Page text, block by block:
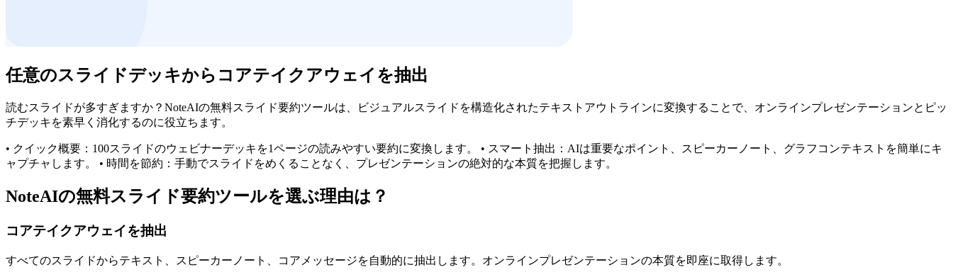
任意のスライドデッキからコアテイクアウェイを抽出
読むスライドが多すぎますか？NoteAIの無料スライド要約ツールは、ビジュアルスライドを構造化されたテキストアウトラインに変換することで、オンラインプレゼンテーションとピッ
チデッキを素早く消化するのに役立ちます。
• クイック概要：100スライドのウェビナーデッキを1ページの読みやすい要約に変換します。 • スマート抽出：AIは重要なポイント、スピーカーノート、グラフコンテキストを簡単にキ
ャプチャします。 • 時間を節約：手動でスライドをめくることなく、プレゼンテーションの絶対的な本質を把握します。
NoteAIの無料スライド要約ツールを選ぶ理由は？
コアテイクアウェイを抽出
すべてのスライドからテキスト、スピーカーノート、コアメッセージを自動的に抽出します。オンラインプレゼンテーションの本質を即座に取得します。